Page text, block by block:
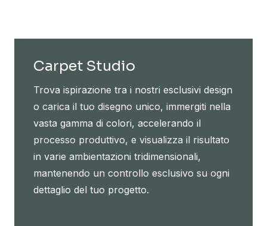
Carpet Studio
Trova ispirazione tra i nostri esclusivi design
o carica il tuo disegno unico, immergiti nella
vasta gamma di colori, accelerando il
processo produttivo, e visualizza il risultato
in varie ambientazioni tridimensionali,
mantenendo un controllo esclusivo su ogni
dettaglio del tuo progetto.